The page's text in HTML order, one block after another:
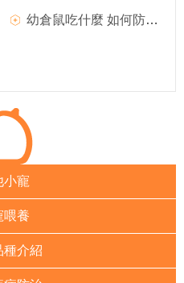
幼倉鼠吃什麼 如何防止雌倉鼠食崽怎麼照顧
小寵
喂養
種介紹